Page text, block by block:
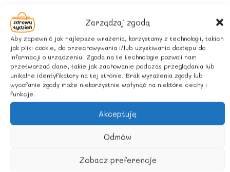
Zarządzaj zgodą
Aby zapewnić jak najlepsze wrażenia, korzystamy z technologii, takich
jak pliki cookie, do przechowywania i/lub uzyskiwania dostępu do
informacji o urządzeniu. Zgoda na te technologie pozwoli nam
przetwarzać dane, takie jak zachowanie podczas przeglądania lub
unikalne identyfikatory na tej stronie. Brak wyrażenia zgody lub
wycofanie zgody może niekorzystnie wpłynąć na niektóre cechy i
funkcje.
Akceptuję
Odmów
Zobacz preferencje
Krystalizacja i rozwarstwianie się miodu jest
zjawiskiem naturalnym i nie wpływa na obniżenie jego
jakości.
WARUNKI PRZECHOWYWANIA:
Przechowywać w ciemnym i chłodnym miejscu.
Chronić przed bezpośrednim działaniem promieni
słonecznych.